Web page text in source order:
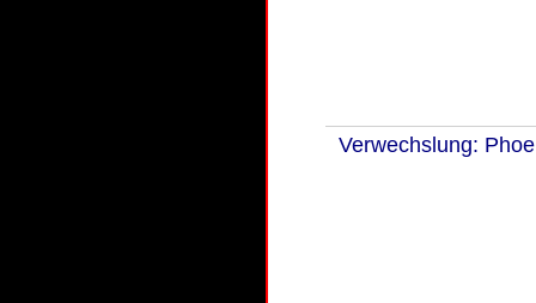
Verwechslung: